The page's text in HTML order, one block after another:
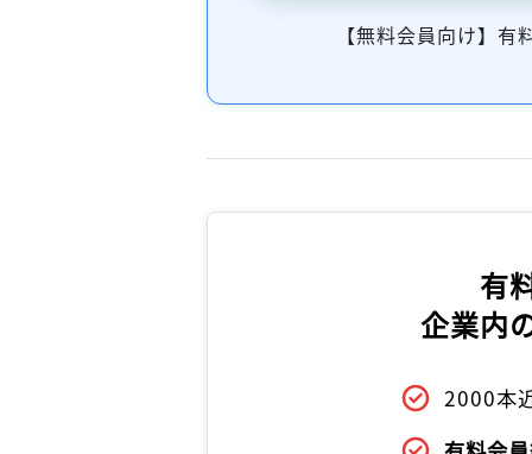
【無料会員向け】
有
企業内
2000本